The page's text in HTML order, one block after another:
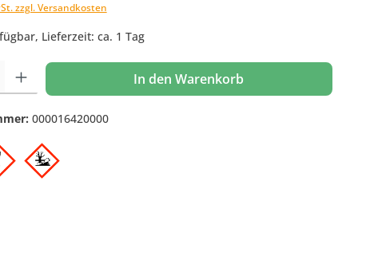
zzgl. Versandkosten
Lieferzeit: ca. 1 Tag
Gib den gewünschten Wert ein oder benutze die Schaltflächen um die
In den Warenkorb
000016420000